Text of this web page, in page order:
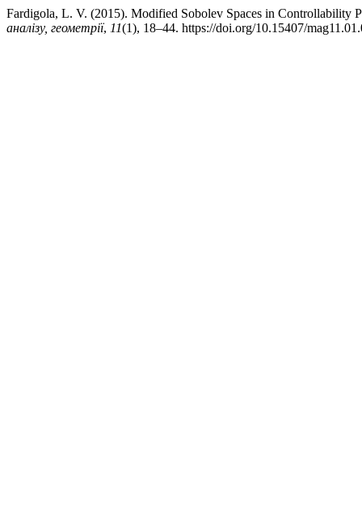
Fardigola, L. V. (2015). Modified Sobolev Spaces in Controllability
аналізу, геометрії, 11(1), 18–44. https://doi.org/10.15407/